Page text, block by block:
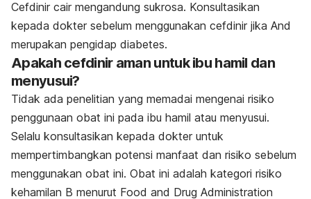
Cefdinir cair mengandung sukrosa. Konsultasikan
kepada dokter sebelum menggunakan cefdinir jika And
merupakan pengidap diabetes.
Apakah cefdinir aman untuk ibu hamil dan
menyusui?
Tidak ada penelitian yang memadai mengenai risiko
penggunaan obat ini pada ibu hamil atau menyusui.
Selalu konsultasikan kepada dokter untuk
mempertimbangkan potensi manfaat dan risiko sebelum
menggunakan obat ini. Obat ini adalah kategori risiko
kehamilan B menurut Food and Drug Administration